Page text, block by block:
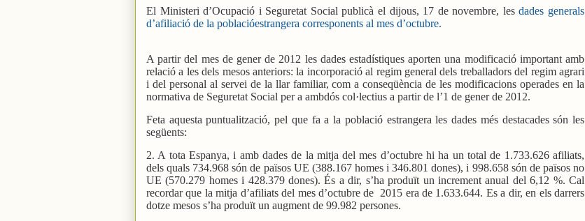
El Ministeri d’Ocupació i Seguretat Social publicà el dijous, 17 de novembre, lesdades generals
d’afiliació de la poblacióestrangera corresponents al mes d’octubre.
A partir del mes de gener de 2012 les dades estadístiques aporten una modificació important amb
relació a les dels mesos anteriors: la incorporació al regim general dels treballadors del regim agrari
i del personal al servei de la llar familiar, com a conseqüència de les modificacions operades en la
normativa de Seguretat Social per a ambdós col·lectius a partir de l’1 de gener de 2012.
Feta aquesta puntualització, pel que fa a la població estrangera les dades més destacades són les
següents:
2. A tota Espanya, i amb dades de la mitja del mes d’octubre hi ha un total de 1.733.626 afiliats,
dels quals 734.968 són de països UE (388.167 homes i 346.801 dones), i 998.658 són de països no
UE (570.279 homes i 428.379 dones). És a dir, s’ha produït un increment anual del 6,12 %. Cal
recordar que la mitja d’afiliats del mes d’octubre de 2015 era de 1.633.644. Es a dir, en els darrers
dotze mesos s’ha produït un augment de 99.982 persones.